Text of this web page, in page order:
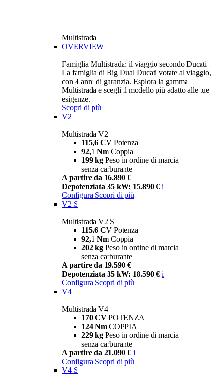
Multistrada
OVERVIEW
Famiglia Multistrada: il viaggio secondo Ducati
La famiglia di Big Dual Ducati votate al viaggio,
con 4 anni di garanzia. Esplora la gamma
Multistrada e scegli il modello più adatto alle tue
esigenze.
Scopri di più
V2
Multistrada V2
115,6 CV Potenza
92,1 Nm Coppia
199 kg Peso in ordine di marcia
senza carburante
A partire da 16.890 €
Depotenziata 35 kW: 15.890 € i
Configura Scopri di più
V2 S
Multistrada V2 S
115,6 CV Potenza
92,1 Nm Coppia
202 kg Peso in ordine di marcia
senza carburante
A partire da 19.590 €
Depotenziata 35 kW: 18.590 € i
Configura Scopri di più
V4
Multistrada V4
170 CV POTENZA
124 Nm COPPIA
229 kg Peso in ordine di marcia
senza carburante
A partire da 21.090 € i
Configura Scopri di più
V4 S